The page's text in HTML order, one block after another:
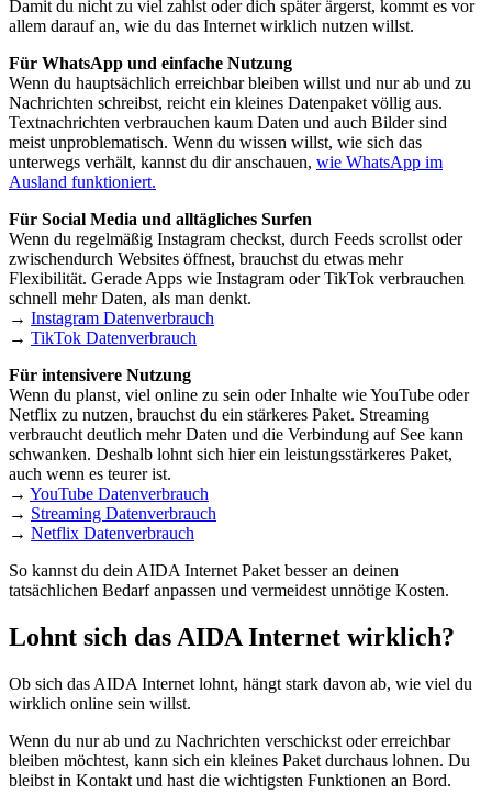
Damit du nicht zu viel zahlst oder dich später ärgerst, kommt es vor
allem darauf an, wie du das Internet wirklich nutzen willst.
Für WhatsApp und einfache Nutzung
Wenn du hauptsächlich erreichbar bleiben willst und nur ab und zu
Nachrichten schreibst, reicht ein kleines Datenpaket völlig aus.
Textnachrichten verbrauchen kaum Daten und auch Bilder sind
meist unproblematisch. Wenn du wissen willst, wie sich das
unterwegs verhält, kannst du dir anschauen, wie WhatsApp im
Ausland funktioniert.
Für Social Media und alltägliches Surfen
Wenn du regelmäßig Instagram checkst, durch Feeds scrollst oder
zwischendurch Websites öffnest, brauchst du etwas mehr
Flexibilität. Gerade Apps wie Instagram oder TikTok verbrauchen
schnell mehr Daten, als man denkt.
→ Instagram Datenverbrauch
→ TikTok Datenverbrauch
Für intensivere Nutzung
Wenn du planst, viel online zu sein oder Inhalte wie YouTube oder
Netflix zu nutzen, brauchst du ein stärkeres Paket. Streaming
verbraucht deutlich mehr Daten und die Verbindung auf See kann
schwanken. Deshalb lohnt sich hier ein leistungsstärkeres Paket,
auch wenn es teurer ist.
→ YouTube Datenverbrauch
→ Streaming Datenverbrauch
→ Netflix Datenverbrauch
So kannst du dein AIDA Internet Paket besser an deinen
tatsächlichen Bedarf anpassen und vermeidest unnötige Kosten.
Lohnt sich das AIDA Internet wirklich?
Ob sich das AIDA Internet lohnt, hängt stark davon ab, wie viel du
wirklich online sein willst.
Wenn du nur ab und zu Nachrichten verschickst oder erreichbar
bleiben möchtest, kann sich ein kleines Paket durchaus lohnen. Du
bleibst in Kontakt und hast die wichtigsten Funktionen an Bord.